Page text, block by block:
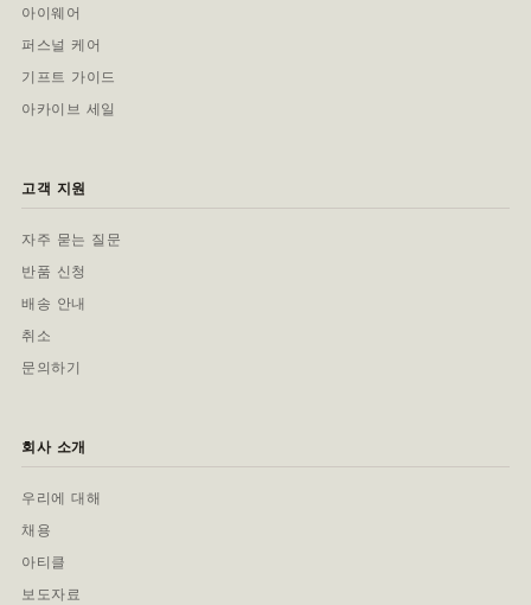
아이웨어
퍼스널 케어
기프트 가이드
아카이브 세일
고객 지원
자주 묻는 질문
반품 신청
배송 안내
취소
문의하기
회사 소개
우리에 대해
채용
아티클
보도자료